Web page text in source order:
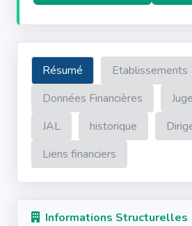
Résumé
Etablissements
Données Financières
JAL
historique
Liens financiers
Informations Structurelles